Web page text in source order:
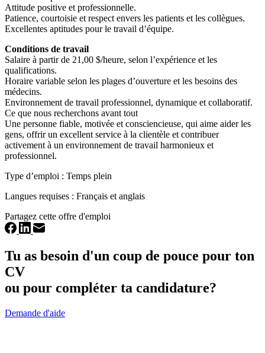
Attitude positive et professionnelle.
Patience, courtoisie et respect envers les patients et les collègues.
Excellentes aptitudes pour le travail d’équipe.
Conditions de travail
Salaire à partir de 21,00 $/heure, selon l’expérience et les
qualifications.
Horaire variable selon les plages d’ouverture et les besoins des
médecins.
Environnement de travail professionnel, dynamique et collaboratif.
Ce que nous recherchons avant tout
Une personne fiable, motivée et consciencieuse, qui aime aider les
gens, offrir un excellent service à la clientèle et contribuer
activement à un environnement de travail harmonieux et
professionnel.
Type d’emploi : Temps plein
Langues requises : Français et anglais
Partagez cette offre d'emploi
Tu as besoin d'un coup de pouce pour ton
CV
ou pour compléter ta candidature?
Demande d'aide